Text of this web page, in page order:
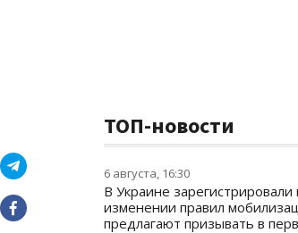
ТОП-новости
6 августа, 16:30
В Украине
изменении правил
предлагают призывать в